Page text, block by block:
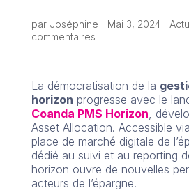
par Joséphine Mai 3, 2024|
commentaires
La démocratisation de la
horizon progresse avec le
Coanda PMS Horizon,
Asset Allocation. Accessible via
place de marché digitale de
dédié au suivi et au reporting
horizon ouvre de nouvelles
acteurs de l’épargne.